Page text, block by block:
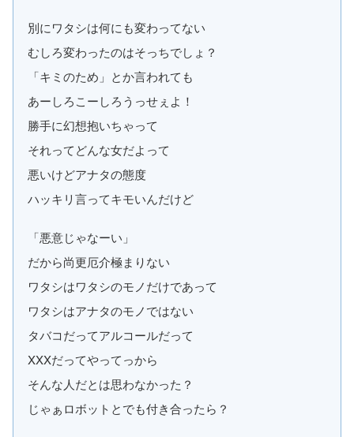
別にワタシは何にも変わってない
むしろ変わったのはそっちでしょ？
「キミのため」とか言われても
あーしろこーしろうっせぇよ！
勝手に幻想抱いちゃって
それってどんな女だよって
悪いけどアナタの態度
ハッキリ言ってキモいんだけど
「悪意じゃなーい」
だから尚更厄介極まりない
ワタシはワタシのモノだけであって
ワタシはアナタのモノではない
タバコだってアルコールだって
XXXだってやってっから
そんな人だとは思わなかった？
じゃぁロボットとでも付き合ったら？